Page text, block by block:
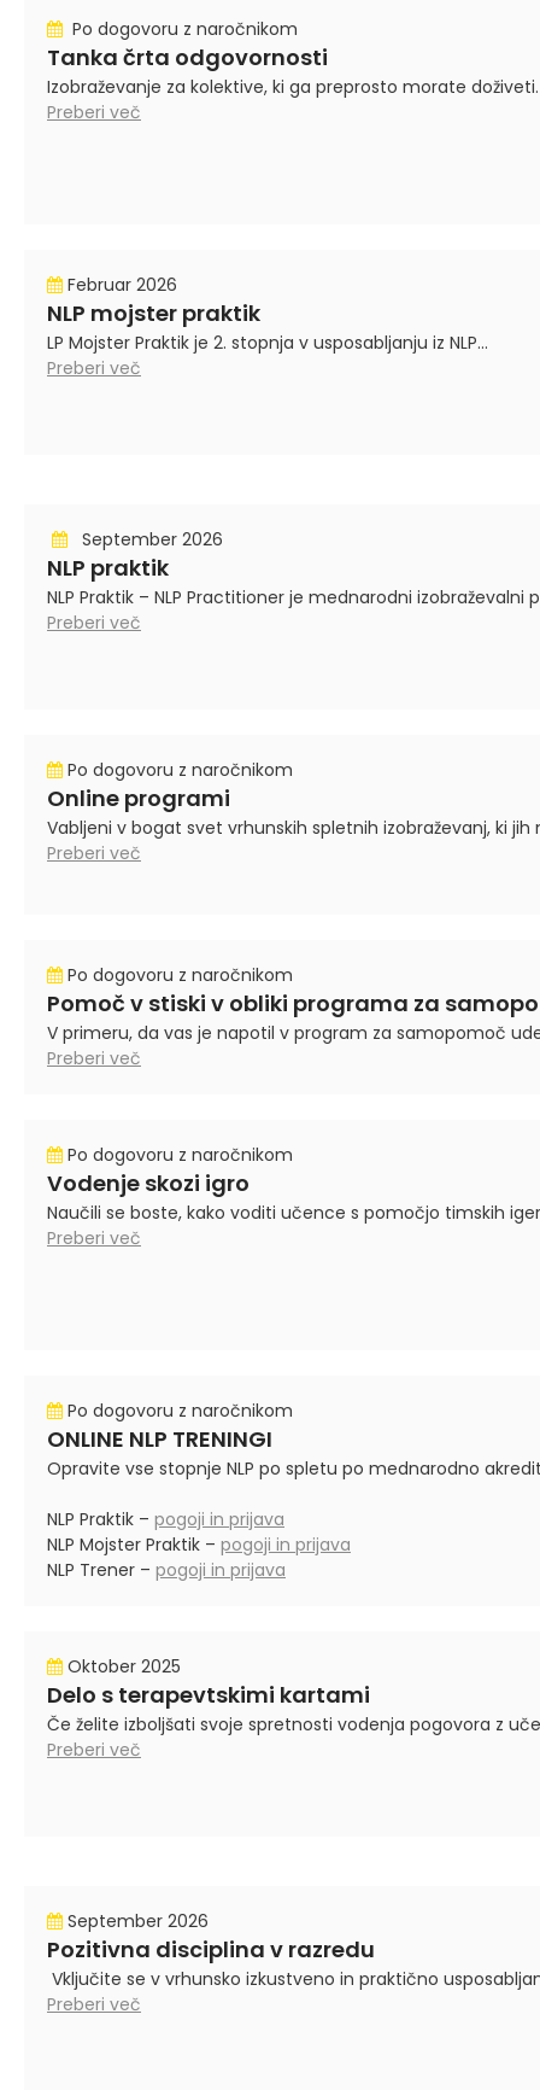
Po dogovoru z naročnikom
Tanka črta odgovornosti
Izobraževanje za kolektive, ki ga preprosto morate doživeti.
Preberi več
Februar 2026
NLP mojster praktik
LP Mojster Praktik je 2. stopnja v usposabljanju iz NLP...
Preberi več
September 2026
NLP praktik
NLP Praktik – NLP Practitioner je mednarodni izobraževalni
Preberi več
Po dogovoru z naročnikom
Online programi
Vabljeni v bogat svet vrhunskih spletnih izobraževanj, ki
Preberi več
Po dogovoru z naročnikom
Pomoč v stiski v obliki programa za
V primeru, da vas je napotil v program za samopomoč
Preberi več
Po dogovoru z naročnikom
Vodenje skozi igro
Naučili se boste, kako voditi učence s pomočjo timskih
Preberi več
Po dogovoru z naročnikom
ONLINE NLP TRENINGI
Opravite vse stopnje NLP po spletu po mednarodno
NLP Praktik – pogoji in prijava
NLP Mojster Praktik – pogoji in prijava
NLP Trener – pogoji in prijava
Oktober 2025
Delo s terapevtskimi kartami
Če želite izboljšati svoje spretnosti vodenja pogovora z
Preberi več
September 2026
Pozitivna disciplina v razredu
Vključite se v vrhunsko izkustveno in praktično
Preberi več